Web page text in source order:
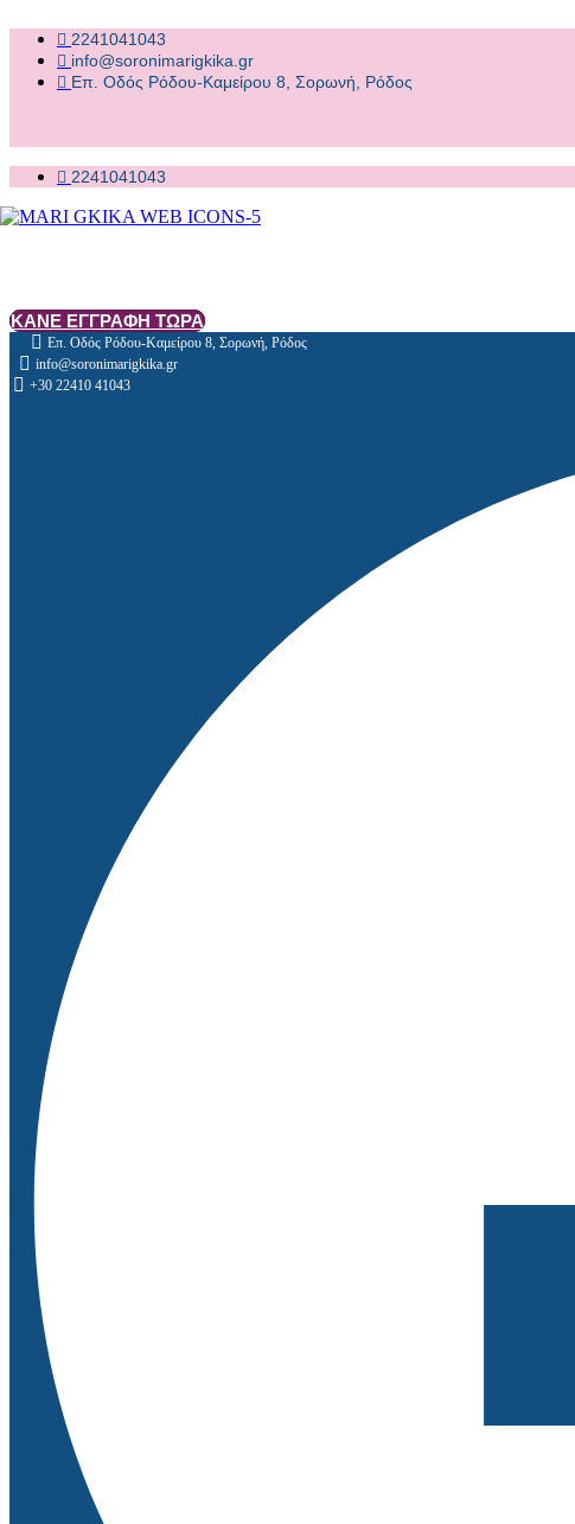
2241041043
info@soronimarigkika.gr
Επ. Οδός Ρόδου-Καμείρου 8, Σορωνή, Ρόδος
2241041043
ΚΑΝΕ ΕΓΓΡΑΦΗ ΤΩΡΑ
Επ. Οδός Ρόδου-Καμείρου 8, Σορωνή, Ρόδος
info@soronimarigkika.gr
+30 22410 41043